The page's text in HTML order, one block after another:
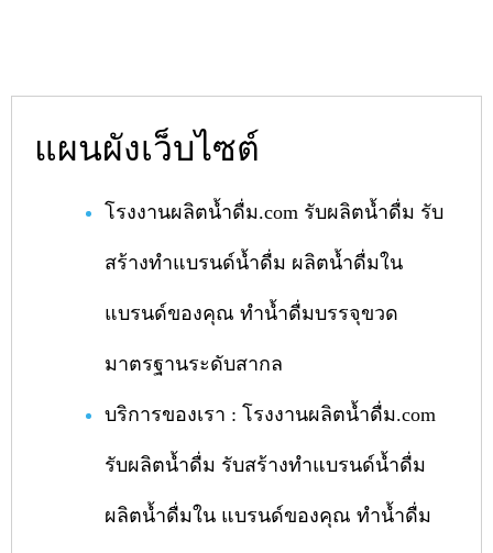
แผนผังเว็บไซต์
โรงงานผลิตน้ำดื่ม.com รับผลิตน้ำดื่ม รับ
สร้างทำแบรนด์น้ำดื่ม ผลิตน้ำดื่มใน
แบรนด์ของคุณ ทำน้ำดื่มบรรจุขวด
มาตรฐานระดับสากล
บริการของเรา : โรงงานผลิตน้ำดื่ม.com
รับผลิตน้ำดื่ม รับสร้างทำแบรนด์น้ำดื่ม
ผลิตน้ำดื่มใน แบรนด์ของคุณ ทำน้ำดื่ม